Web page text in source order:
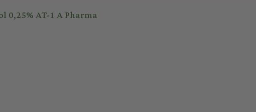
AT-1 A Pharma